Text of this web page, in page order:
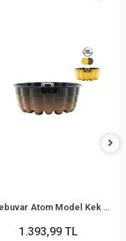
Bidebuvar Atom Model Kek Kalıbı - Döküm Kalıp - Göbekli
1.393,99 TL